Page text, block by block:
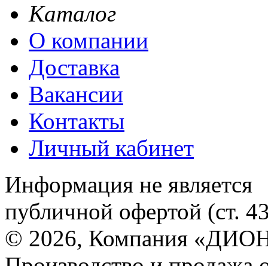
Каталог
О компании
Доставка
Вакансии
Контакты
Личный кабинет
Информация не является
публичной офертой (ст.
© 2026, Компания